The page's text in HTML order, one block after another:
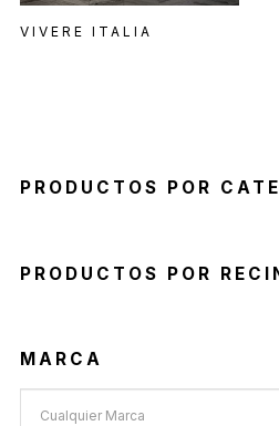
VIVERE ITALIA
PRODUCTOS POR
PRODUCTOS POR
MARCA
Cualquier Marca